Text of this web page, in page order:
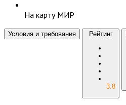
На карту МИР
Условия и требования Рейтинг
3.8